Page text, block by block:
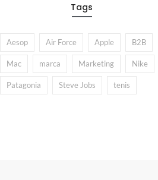
Tags
Aesop Air Force Apple B2B
Mac marca Marketing Nike
Patagonia Steve Jobs tenis